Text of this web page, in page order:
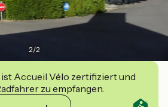
2/2
ist Accueil Vélo zertifiziert und
zu empfangen.